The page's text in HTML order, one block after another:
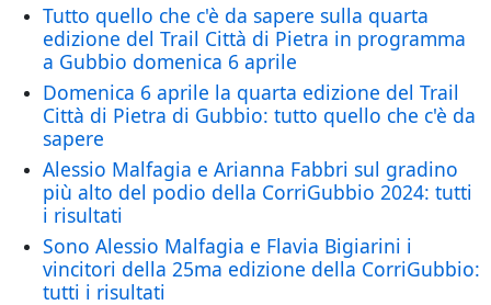
Tutto quello che c'è da sapere sulla quarta
edizione del Trail Città di Pietra in programma
a Gubbio domenica 6 aprile
Domenica 6 aprile la quarta edizione del Trail
Città di Pietra di Gubbio: tutto quello che c'è da
sapere
Alessio Malfagia e Arianna Fabbri sul gradino
più alto del podio della CorriGubbio 2024: tutti
i risultati
Sono Alessio Malfagia e Flavia Bigiarini i
vincitori della 25ma edizione della CorriGubbio:
tutti i risultati